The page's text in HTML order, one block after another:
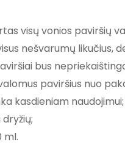
visų vonios paviršių
nešvarumų likučius,
bus
paviršius nuo
kasdieniam naudojimui;
ml.